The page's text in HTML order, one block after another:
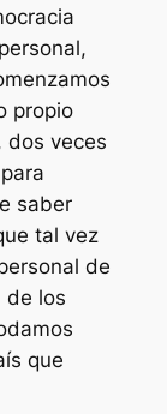
propio
dos veces
saber
tal vez
de
de los
que